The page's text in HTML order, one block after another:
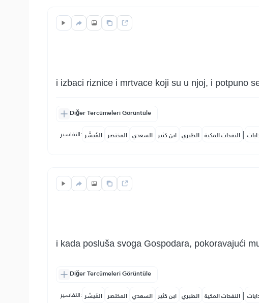
i izbaci riznice i mrtvace koji su u njoj, i potpuno
Diğer Tercümeleri Görüntüle
التفاسير: المُيسَّر المختصر السعدي ابن كثير الطبري النفحات المكية |
i kada posluša svoga Gospodara, pokoravajući
Diğer Tercümeleri Görüntüle
التفاسير: المُيسَّر المختصر السعدي ابن كثير الطبري النفحات المكية |